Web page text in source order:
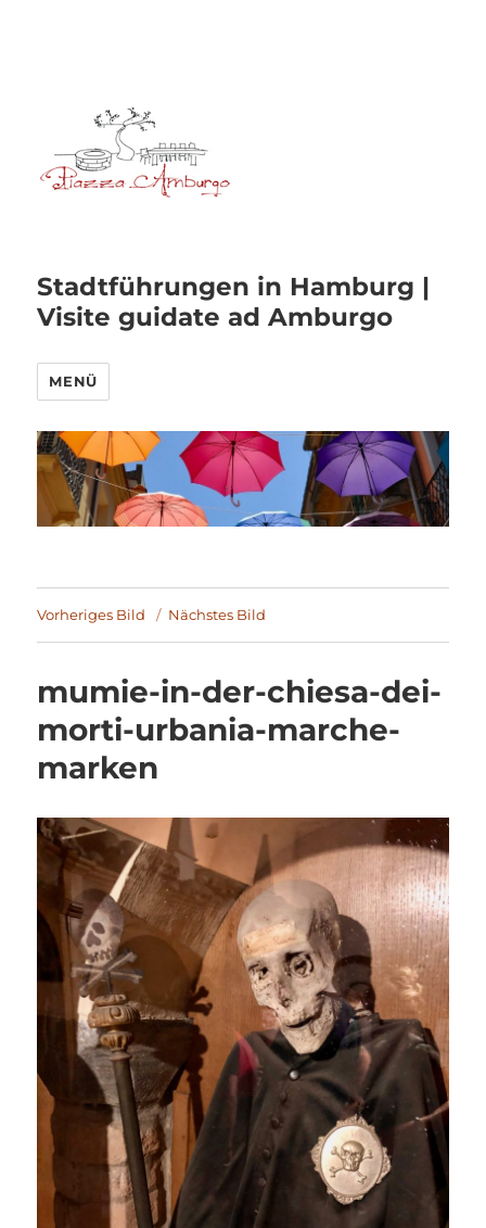
Stadtführungen in Hamburg |
Visite guidate ad Amburgo
MENÜ
Vorheriges Bild Nächstes Bild
mumie-in-der-chiesa-dei-
morti-urbania-marche-
marken